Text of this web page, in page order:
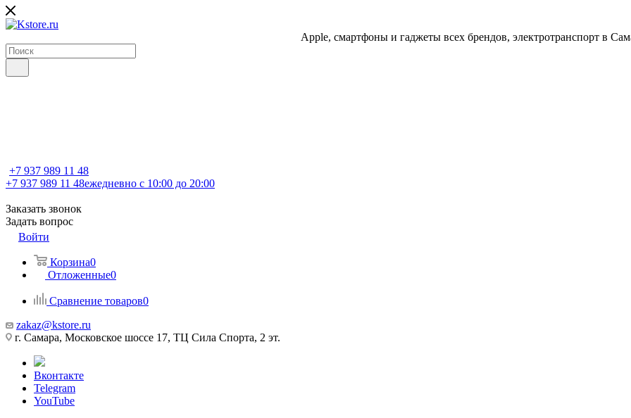
Apple, cмартфоны и гаджеты всех брендов, электротранспорт в
+7 937 989 11 48
+7 937 989 11 48ежедневно с 10:00 до 20:00
Заказать звонок
Задать вопрос
Войти
Корзина0
Отложенные0
Сравнение товаров0
zakaz@kstore.ru
г. Самара, Московское шоссе 17, ТЦ Сила Спорта, 2 эт.
Вконтакте
Telegram
YouTube